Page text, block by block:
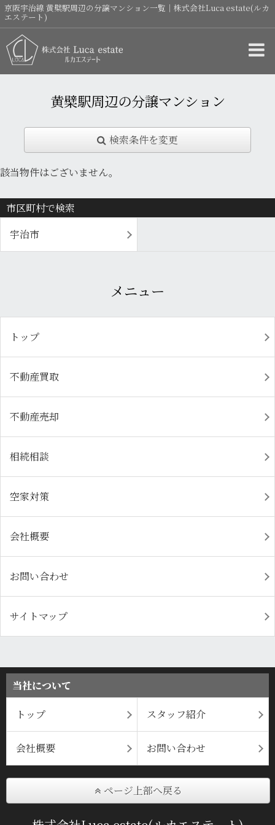
京阪宇治線 黄檗駅周辺の分譲マンション一覧｜株式会社Luca estate(ルカ
エステート)
黄檗駅周辺の分譲マンション
検索条件を変更
該当物件はございません。
市区町村で検索
宇治市
メニュー
トップ
不動産買取
不動産売却
相続相談
空家対策
会社概要
お問い合わせ
サイトマップ
当社について
トップ スタッフ紹介
会社概要 お問い合わせ
ページ上部へ戻る